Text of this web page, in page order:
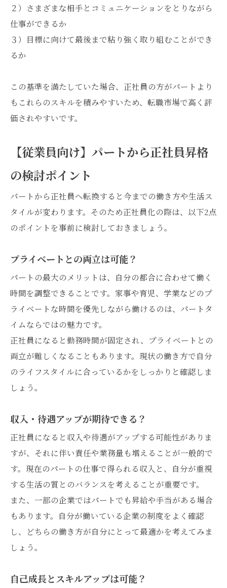
２）さまざまな相手とコミュニケーションをとりながら
仕事ができるか
３）目標に向けて最後まで粘り強く取り組むことができ
るか
この基準を満たしていた場合、正社員の方がパートより
もこれらのスキルを積みやすいため、転職市場で高く評
価されやすいです。
【従業員向け】パートから正社員昇格
の検討ポイント
パートから正社員へ転換すると今までの働き方や生活ス
タイルが変わります。そのため正社員化の際は、以下2点
のポイントを事前に検討しておきましょう。
プライベートとの両立は可能？
パートの最大のメリットは、自分の都合に合わせて働く
時間を調整できることです。家事や育児、学業などのプ
ライベートな時間を優先しながら働けるのは、パートタ
イムならではの魅力です。
正社員になると勤務時間が固定され、プライベートとの
両立が難しくなることもあります。現状の働き方で自分
のライフスタイルに合っているかをしっかりと確認しま
しょう。
収入・待遇アップが期待できる？
正社員になると収入や待遇がアップする可能性がありま
すが、それに伴い責任や業務量も増えることが一般的で
す。現在のパートの仕事で得られる収入と、自分が重視
する生活の質とのバランスを考えることが重要です。
また、一部の企業ではパートでも昇給や手当がある場合
もあります。自分が働いている企業の制度をよく確認
し、どちらの働き方が自分にとって最適かを考えてみま
しょう。
自己成長とスキルアップは可能？